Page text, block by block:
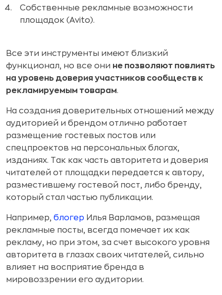
Собственные рекламные возможности
площадок (Avito).
Все эти инструменты имеют близкий
функционал, но все они не позволяют повлиять
на уровень доверия участников сообществ к
рекламируемым товарам.
На создания доверительных отношений между
аудиторией и брендом отлично работает
размещение гостевых постов или
спецпроектов на персональных блогах,
изданиях. Так как часть авторитета и доверия
читателей от площадки передается к автору,
разместившему гостевой пост, либо бренду,
который стал частью публикации.
Например, блогер Илья Варламов, размещая
рекламные посты, всегда помечает их как
рекламу, но при этом, за счет высокого уровня
авторитета в глазах своих читателей, сильно
влияет на восприятие бренда в
мировоззрении его аудитории.